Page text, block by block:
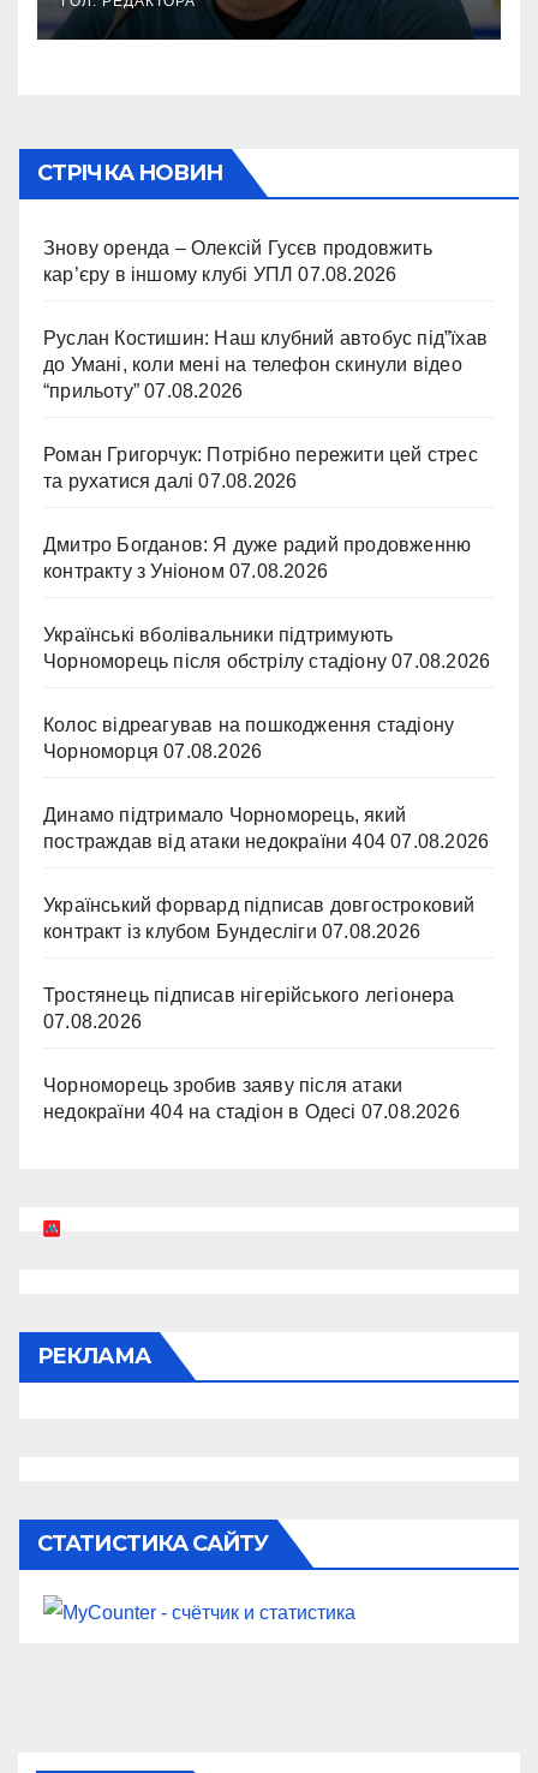
СТРІЧКА НОВИН
Знову оренда – Олексій Гусєв продовжить
кар’єру в іншому клубі УПЛ 07.08.2026
Руслан Костишин: Наш клубний автобус під”їхав
до Умані, коли мені на телефон скинули відео
“прильоту” 07.08.2026
Роман Григорчук: Потрібно пережити цей стрес
та рухатися далі 07.08.2026
Дмитро Богданов: Я дуже радий продовженню
контракту з Уніоном 07.08.2026
Українські вболівальники підтримують
Чорноморець після обстрілу стадіону 07.08.2026
Колос відреагував на пошкодження стадіону
Чорноморця 07.08.2026
Динамо підтримало Чорноморець, який
постраждав від атаки недокраїни 404 07.08.2026
Український форвард підписав довгостроковий
контракт із клубом Бундесліги 07.08.2026
Тростянець підписав нігерійського легіонера
07.08.2026
Чорноморець зробив заяву після атаки
недокраїни 404 на стадіон в Одесі 07.08.2026
РЕКЛАМА
СТАТИСТИКА САЙТУ